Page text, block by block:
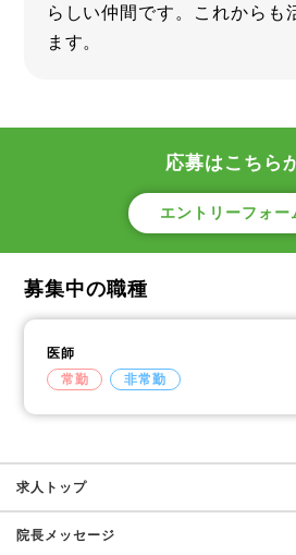
らしい仲間です。これからも
ます。
応募はこちら
エントリーフォー
募集中の職種
医師
常勤
非常勤
求人トップ
院長メッセージ